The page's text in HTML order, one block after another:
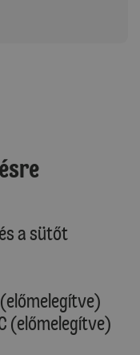
a sütőt
(előmelegítve)